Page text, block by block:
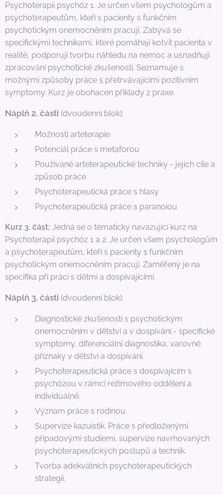
Psychoterapii psychóz 1. Je určen všem psychologům a
psychoterapeutům, kteří s pacienty s funkčním
psychotickým onemocněním pracují. Zabývá se
specifickými technikami, které pomáhají kotvit pacienta v
realitě, podporují tvorbu náhledu na nemoc a usnadňují
zpracování psychotické zkušenosti. Seznamuje s
možnými způsoby práce s přetrvávajícími pozitivním
symptomy. Kurz je obohacen příklady z praxe.
Náplň 2. části (dvoudenní blok):
Možnosti arteterapie
Potenciál práce s metaforou
Používané arteterapeutické techniky - jejich cíle a
způsob práce
Psychoterapeutická práce s hlasy
Psychoterapeutická práce s paranoiou
Kurz 3. část: Jedná se o tématicky navazující kurz na
Psychoterapii psychóz 1 a 2. Je určen všem psychologům
a psychoterapeutům, kteří s pacienty s funkčním
psychotickým onemocněním pracují. Zaměřený je na
specifika při práci s dětmi a dospívajícími.
Náplň 3. části (dvoudenní blok):
Diagnostické zkušenosti s psychotickým
onemocněním v dětství a v dospívání - specifické
symptomy, diferenciální diagnostika, varovné
příznaky v dětství a dospívání.
Psychoterapeutická práce s dospívajícím s
psychózou v rámci režimového oddělení a
individuálně.
Význam práce s rodinou.
Supervize kazuistik. Práce s předloženými
případovými studiemi, supervize navrhovaných
psychoterapeutických postupů a technik.
Tvorba adekvátních psychoterapeutických
strategii.